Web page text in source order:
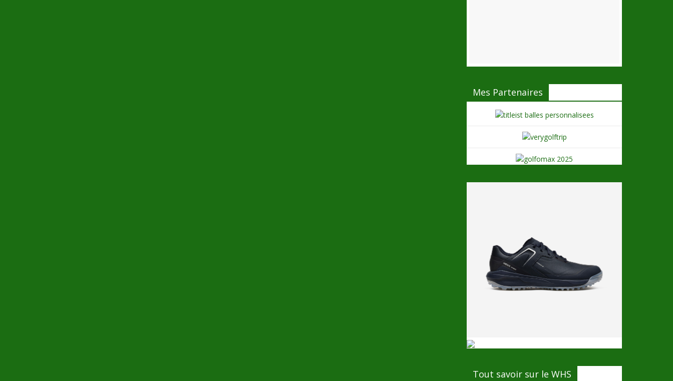
Mes Partenaires
Tout savoir sur le WHS